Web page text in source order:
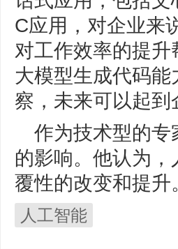
C应用，对企业来
对工作效率的提
大模型生成代码
察，未来可以起
作为技术型的
的影响。他认为
覆性的改变和提升
人工智能